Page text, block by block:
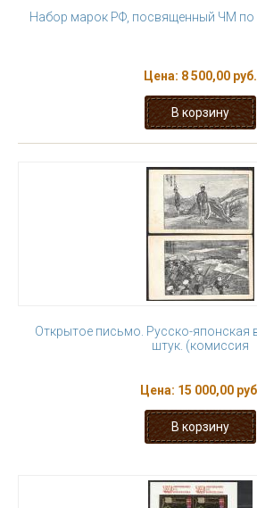
Набор марок РФ, посвященный ЧМ по
Цена: 8 500,00 руб.
Открытое письмо. Русско-японская
штук. (комиссия
Цена: 15 000,00